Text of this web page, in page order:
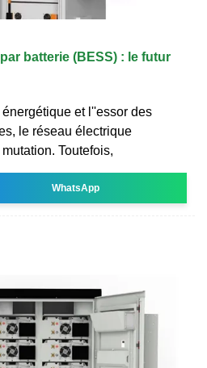
batterie (BESS) : le futur
et l''essor des
le réseau électrique
Toutefois,
WhatsApp